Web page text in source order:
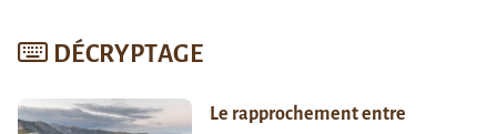
DÉCRYPTAGE
Le rapprochement entre